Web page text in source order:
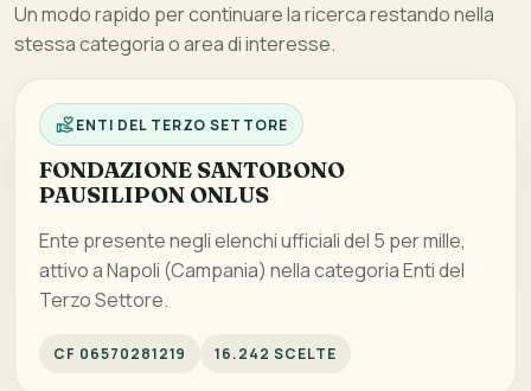
Un modo rapido per continuare la ricerca restando nella
stessa categoria o area di interesse.
ENTI DEL TERZO SETTORE
FONDAZIONE SANTOBONO
PAUSILIPON ONLUS
Ente presente negli elenchi ufficiali del 5 per mille,
attivo a Napoli (Campania) nella categoria Enti del
Terzo Settore.
CF 06570281219 16.242 SCELTE